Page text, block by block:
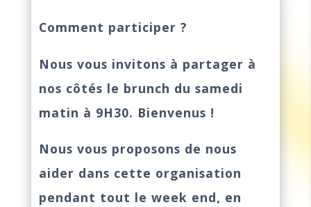
Comment participer ?
Nous vous invitons à partager à
nos côtés le brunch du samedi
matin à 9H30. Bienvenus !
Nous vous proposons de nous
aider dans cette organisation
pendant tout le week end, en